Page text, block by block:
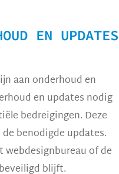
EN UPDATES
aan onderhoud en
en updates nodig
bedreigingen. Deze
benodigde updates.
of de
blijft.